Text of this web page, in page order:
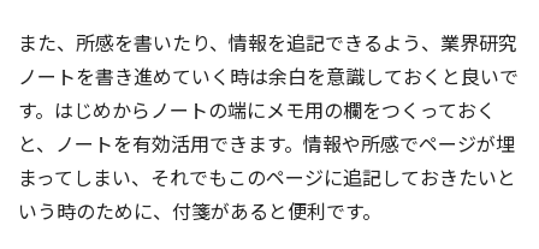
また、所感を書いたり、情報を追記できるよう、業界研究
ノートを書き進めていく時は余白を意識しておくと良いで
す。はじめからノートの端にメモ用の欄をつくっておく
と、ノートを有効活用できます。情報や所感でページが埋
まってしまい、それでもこのページに追記しておきたいと
いう時のために、付箋があると便利です。